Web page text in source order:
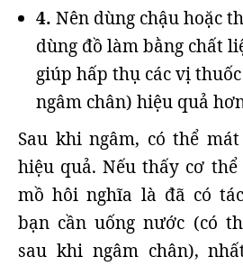
4. Nên dùng chậu hoặc
dùng đồ làm bằng chất
giúp hấp thụ các vị
ngâm chân) hiệu quả
Sau khi ngâm, có thể
hiệu quả. Nếu thấy cơ
mồ hôi nghĩa là đã có
bạn cần uống nước (có
sau khi ngâm chân),